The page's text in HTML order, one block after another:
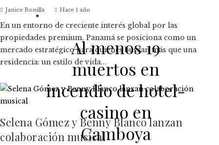
Al menos 19
muertos en
incendio de hotel-
casino en
Camboya
Janice Bonilla Hace 1 año
En un entorno de creciente interés global por las
propiedades premium, Panamá se posiciona como un
mercado estratégico para quienes buscan más que una
residencia: un estilo de vida...
Selena Gómez y Benny Blanco lanzan
colaboración musical